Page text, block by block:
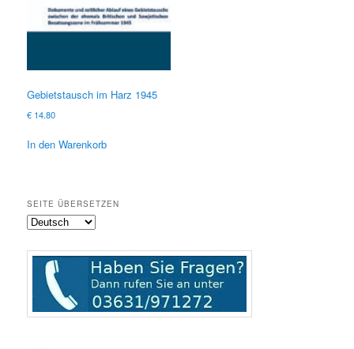
Gebietstausch im Harz 1945
€ 14.80
In den Warenkorb
SEITE ÜBERSETZEN